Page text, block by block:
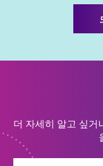
더 자세히 알고 싶거